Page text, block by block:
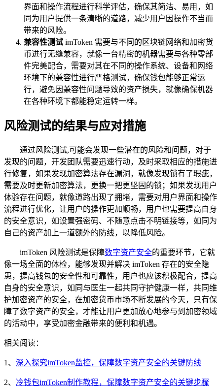
界面和操作流程进行科学评估，确保其简洁、易用，如
同为用户提供一条清晰的道路，减少用户因操作不当而
带来的风险。
兼容性测试 imToken 需要与不同的区块链网络和加密货
币进行无缝兼容，就像一台精密的机器需要与各种零部
件完美配合，需要对其在不同的操作系统、设备和网络
环境下的兼容性进行严格测试，确保钱包能够正常运
行，避免因兼容性问题导致的资产损失，就像确保机器
在各种环境下都能稳定运转一样。
风险测试的结果与应对措施
通过风险测试,可能会发现一些潜在的风险和问题，对于
发现的问题，开发团队需要迅速行动，及时采取相应的措施进
行修复，如果发现加密算法存在漏洞，就像发现锁有了瑕疵，
需要及时更新加密算法，更换一把更坚固的锁；如果发现用户
体验存在问题，就像道路出现了拥堵，需要对用户界面和操作
流程进行优化，让用户的操作更加顺畅，用户也需要提高自身
的安全意识，如设置强密码、不随意点击不明链接等，如同为
自己的资产加上一道额外的防线，以降低风险。
imToken 风险测试是保障数字资产安全的重要环节，它就
像一场全面的体检，能够发现并解决 imToken 存在的安全隐
患，提高钱包的安全性和可靠性，用户也应该积极配合，提高
自身的安全意识，如同与医生一起共同守护健康一样，共同维
护加密资产的安全，在加密货币市场不断发展的今天，只有保
障了数字资产的安全，才能让用户更加放心地参与到加密领域
的活动中，享受加密金融带来的便利和机遇。
相关阅读：
1、 深入探究imToken监控，保障数字资产安全的关键防线
2、 冷钱包imToken制作教程，保障数字资产安全的关键步骤